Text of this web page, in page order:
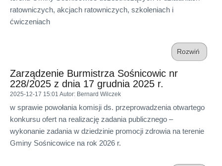
ratowniczych, akcjach ratowniczych, szkoleniach i
ćwiczeniach
Rozwiń
Zarządzenie Burmistrza Sośnicowic nr
228/2025 z dnia 17 grudnia 2025 r.
2025-12-17 15:01 Autor: Bernard Wilczek
w sprawie powołania komisji ds. przeprowadzenia otwartego
konkursu ofert na realizację zadania publicznego –
wykonanie zadania w dziedzinie promocji zdrowia na terenie
Gminy Sośnicowice na rok 2026 r.